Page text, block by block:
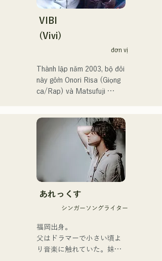
dõi!
Họ cũng được chọn thể hiện
ca khúc chủ đề cho Giải vô
địch bóng chày trung học
toàn Nhật Bản lần thứ 106
J:COM Fukuoka, Kumamoto
và Shimonoseki, khiến họ
trở thành một nhóm nhạc
VIBI
(Vivi)
đơn vị
Thành lập năm 2003, bộ đôi
này gồm Onori Risa (Giọng
ca/Rap) và Matsufuji
những thông điệp giản dị
nhưng mạnh mẽ trong một
thế giới quan nhẹ nhàng và
giọng hát ấm áp nhưng đầy
nội lực, nhẹ nhàng chạm đến
trái tim người nghe.
đơn đầu tiên, "Zatsuni
Tamede," vào ngày 23
tháng 1 năm 2025.
あれっくす
シンガーソングライター
福岡出身。
父はドラマーで小さい頃よ
り音楽に触れていた。妹